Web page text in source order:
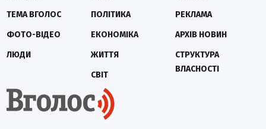
ТЕМА ВГОЛОС
ФОТО-ВІДЕО
ЛЮДИ
ПОЛІТИКА
ЕКОНОМІКА
ЖИТТЯ
СВІТ
РЕКЛАМА
АРХІВ НОВИН
СТРУКТУРА
ВЛАСНОСТІ